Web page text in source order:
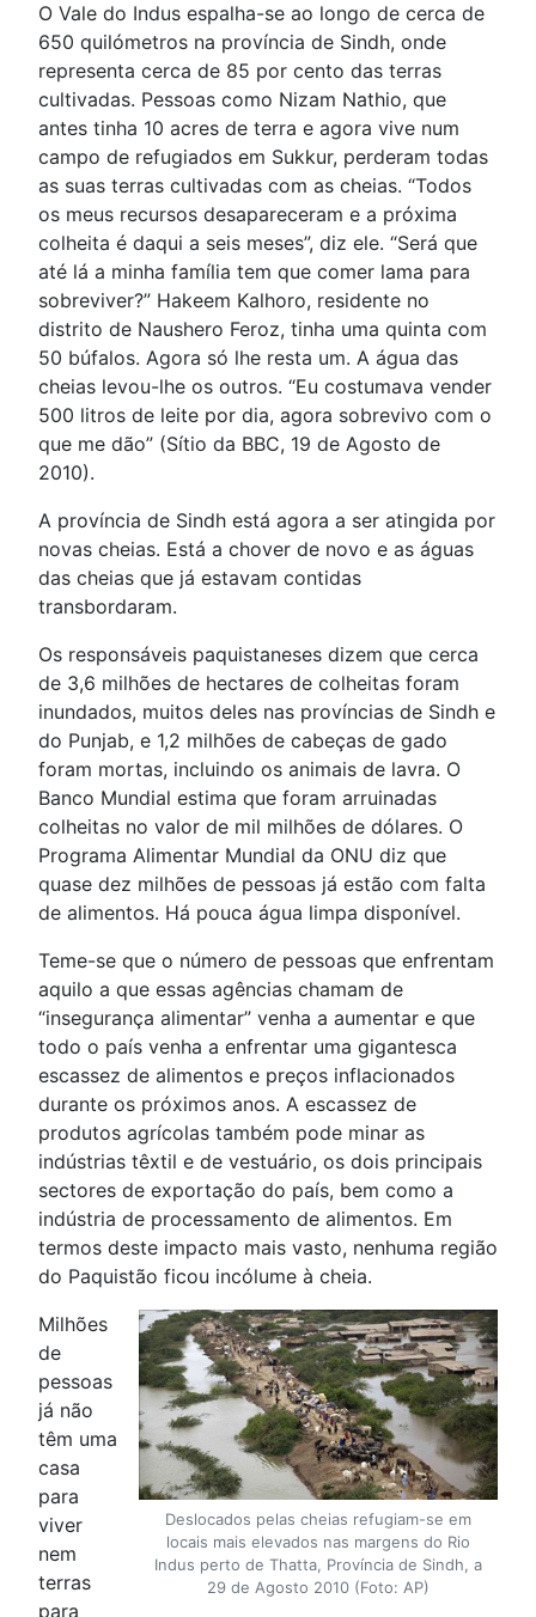
O Vale do Indus espalha-se ao longo de cerca de
650 quilómetros na província de Sindh, onde
representa cerca de 85 por cento das terras
cultivadas. Pessoas como Nizam Nathio, que
antes tinha 10 acres de terra e agora vive num
campo de refugiados em Sukkur, perderam todas
as suas terras cultivadas com as cheias. “Todos
os meus recursos desapareceram e a próxima
colheita é daqui a seis meses”, diz ele. “Será que
até lá a minha família tem que comer lama para
sobreviver?” Hakeem Kalhoro, residente no
distrito de Naushero Feroz, tinha uma quinta com
50 búfalos. Agora só lhe resta um. A água das
cheias levou-lhe os outros. “Eu costumava vender
500 litros de leite por dia, agora sobrevivo com o
que me dão” (Sítio da BBC, 19 de Agosto de
2010).
A província de Sindh está agora a ser atingida por
novas cheias. Está a chover de novo e as águas
das cheias que já estavam contidas
transbordaram.
Os responsáveis paquistaneses dizem que cerca
de 3,6 milhões de hectares de colheitas foram
inundados, muitos deles nas províncias de Sindh e
do Punjab, e 1,2 milhões de cabeças de gado
foram mortas, incluindo os animais de lavra. O
Banco Mundial estima que foram arruinadas
colheitas no valor de mil milhões de dólares. O
Programa Alimentar Mundial da ONU diz que
quase dez milhões de pessoas já estão com falta
de alimentos. Há pouca água limpa disponível.
Teme-se que o número de pessoas que enfrentam
aquilo a que essas agências chamam de
“insegurança alimentar” venha a aumentar e que
todo o país venha a enfrentar uma gigantesca
escassez de alimentos e preços inflacionados
durante os próximos anos. A escassez de
produtos agrícolas também pode minar as
indústrias têxtil e de vestuário, os dois principais
sectores de exportação do país, bem como a
indústria de processamento de alimentos. Em
termos deste impacto mais vasto, nenhuma região
do Paquistão ficou incólume à cheia.
Deslocados pelas cheias refugiam-se em
locais mais elevados nas margens do Rio
Indus perto de Thatta, Província de Sindh, a
29 de Agosto 2010 (Foto: AP)
Milhões
de
pessoas
já não
têm uma
casa
para
viver
nem
terras
para